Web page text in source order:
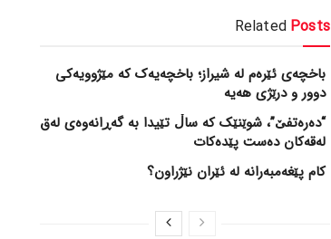
Related Posts
باخچەی ئێرەم لە شیراز؛ باخچەیەک کە مێژوویەکی
دوور و درێژی هەیە
“دەرەتفێ”، شوێنێک کە ساڵ تێیدا بە گەڕانەوەی لەق
لەقەکان دەست پێدەکات
کام پێغەمبەرانە لە ئێران نێژراون؟